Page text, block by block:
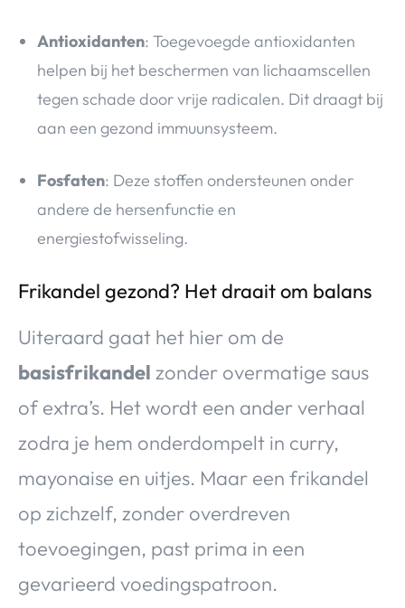
Antioxidanten: Toegevoegde antioxidanten
helpen bij het beschermen van lichaamscellen
tegen schade door vrije radicalen. Dit draagt bij
aan een gezond immuunsysteem.
Fosfaten: Deze stoffen ondersteunen onder
andere de hersenfunctie en
energiestofwisseling.
Frikandel gezond? Het draait om balans
Uiteraard gaat het hier om de
basisfrikandel zonder overmatige saus
of extra’s. Het wordt een ander verhaal
zodra je hem onderdompelt in curry,
mayonaise en uitjes. Maar een frikandel
op zichzelf, zonder overdreven
toevoegingen, past prima in een
gevarieerd voedingspatroon.